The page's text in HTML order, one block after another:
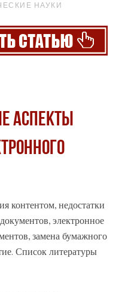
НАУКИ
АСПЕКТЫ
контентом, недостатки
электронное
замена бумажного
Список литературы